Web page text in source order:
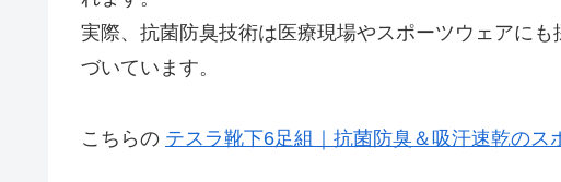
実際、抗菌防臭技術は医療現場やスポーツウェアに
づいています。
こちらの テスラ靴下6足組｜抗菌防臭＆吸汗速乾のス